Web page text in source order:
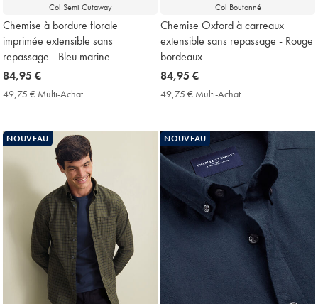
Col Semi Cutaway
Chemise à bordure florale
imprimée extensible sans
repassage - Bleu marine
now
84,95
84,95 €
49,75 € Multi-Achat
Achat
Price
Col Boutonné
Chemise Oxford à carreaux
extensible sans repassage - Rouge
bordeaux
now
84,95
84,95 €
49,75 € Multi-Achat
Achat
Price
NOUVEAU NOUVEAU